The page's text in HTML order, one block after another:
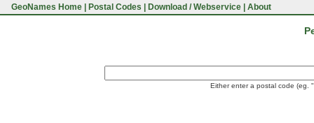
GeoNames Home Postal Codes Download / Webservice About
Either enter a postal code (eg.